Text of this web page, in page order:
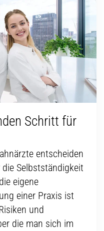
Schritt für
entscheiden
Selbstständigkeit
eigene
einer Praxis ist
und
die man sich im